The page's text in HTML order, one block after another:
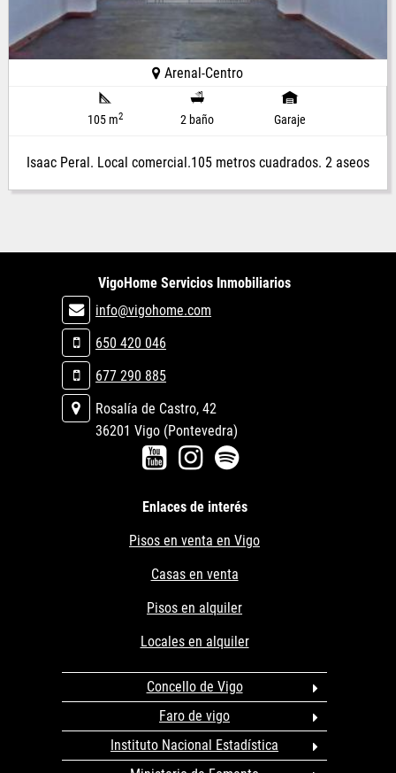
Arenal-Centro
105 m2 2 baño Garaje
Isaac Peral. Local comercial.105 metros cuadrados. 2 aseos
VigoHome Servicios Inmobiliarios
info@vigohome.com
650 420 046
677 290 885
Rosalía de Castro, 42
36201 Vigo (Pontevedra)
Enlaces de interés
Pisos en venta en Vigo
Casas en venta
Pisos en alquiler
Locales en alquiler
Concello de Vigo
Faro de vigo
Instituto Nacional Estadística